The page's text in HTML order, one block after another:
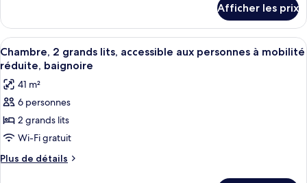
1
très
grand
lit,
accessible
aux
personnes
à
mobilité
réduite,
Chambre,
très
grand
accessible
aux
personnes
à
mobilité
baignoire
Afficher les prix
Afficher
toutes
les
photos
pour
ce
type
de
Une chambre d’hôtel avec deux
4
Chambre, 2 grands lits, accessible aux personnes à mobilité
réduite, baignoire
41 m²
6 personnes
2 grands lits
Wi-Fi gratuit
Plus de détails
Plus